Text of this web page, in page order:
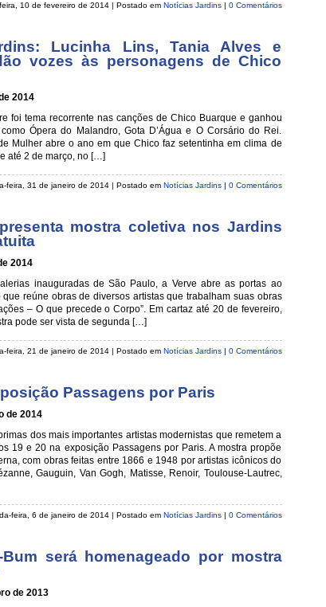
10 de fevereiro de 2014 | Postado em Notícias Jardins| 0 Comentários
Lucinha Lins, Tania Alves e
vozes às personagens de Chico
2014
foi tema recorrente nas canções de Chico Buarque e ganhou
Ópera do Malandro, Gota D’Água e O Corsário do Rei.
Mulher abre o ano em que Chico faz setentinha em clima de
até 2 de março, no […]
feira, 31 de janeiro de 2014 | Postado em Notícias Jardins| 0 Comentários
mostra coletiva nos Jardins
2014
inauguradas de São Paulo, a Verve abre as portas ao
reúne obras de diversos artistas que trabalham suas obras
– O que precede o Corpo”. Em cartaz até 20 de fevereiro,
pode ser vista de segunda […]
feira, 21 de janeiro de 2014 | Postado em Notícias Jardins| 0 Comentários
Passagens por Paris
de 2014
dos mais importantes artistas modernistas que remetem a
19 e 20 na exposição Passagens por Paris. A mostra propõe
com obras feitas entre 1866 e 1948 por artistas icônicos do
Gauguin, Van Gogh, Matisse, Renoir, Toulouse-Lautrec,
feira, 6 de janeiro de 2014 | Postado em Notícias Jardins| 0 Comentários
Bum será homenageado por mostra
de 2013